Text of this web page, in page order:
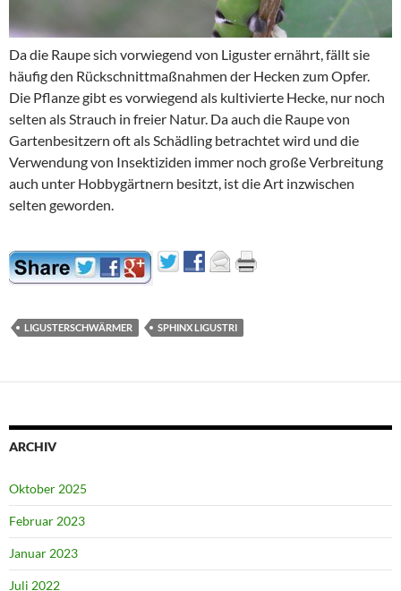
Da die Raupe sich vorwiegend von Liguster ernährt, fällt sie
häufig den Rückschnittmaßnahmen der Hecken zum Opfer.
Die Pflanze gibt es vorwiegend als kultivierte Hecke, nur noch
selten als Strauch in freier Natur. Da auch die Raupe von
Gartenbesitzern oft als Schädling betrachtet wird und die
Verwendung von Insektiziden immer noch große Verbreitung
auch unter Hobbygärtnern besitzt, ist die Art inzwischen
selten geworden.
LIGUSTERSCHWÄRMER SPHINX LIGUSTRI
ARCHIV
Oktober 2025
Februar 2023
Januar 2023
Juli 2022